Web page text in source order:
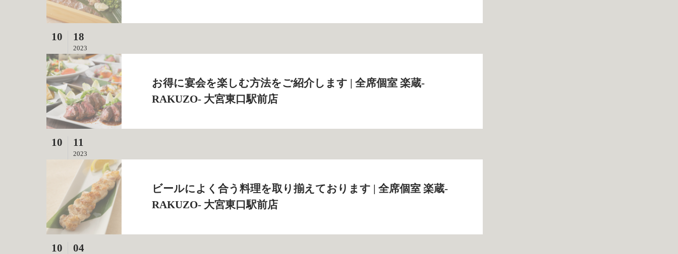
10 18
2023
お得に宴会を楽しむ方法をご紹介します | 全席個室 楽蔵‐
RAKUZO‐ 大宮東口駅前店
10 11
2023
ビールによく合う料理を取り揃えております | 全席個室 楽蔵‐
RAKUZO‐ 大宮東口駅前店
10 04